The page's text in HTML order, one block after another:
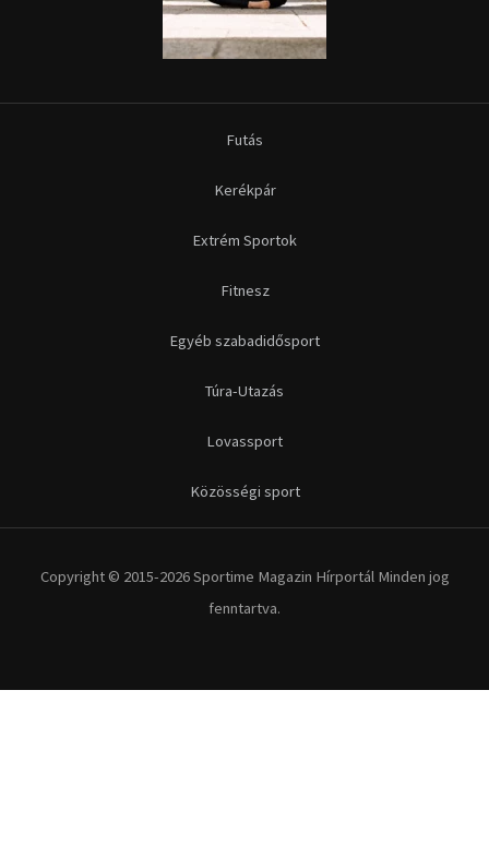
Futás
Kerékpár
Extrém Sportok
Fitnesz
Egyéb szabadidősport
Túra-Utazás
Lovassport
Közösségi sport
Copyright © 2015-2026 Sportime Magazin Hírportál Minden jog
fenntartva.